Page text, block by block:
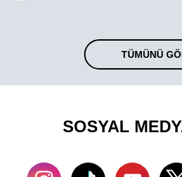
TÜMÜNÜ
SOSYAL